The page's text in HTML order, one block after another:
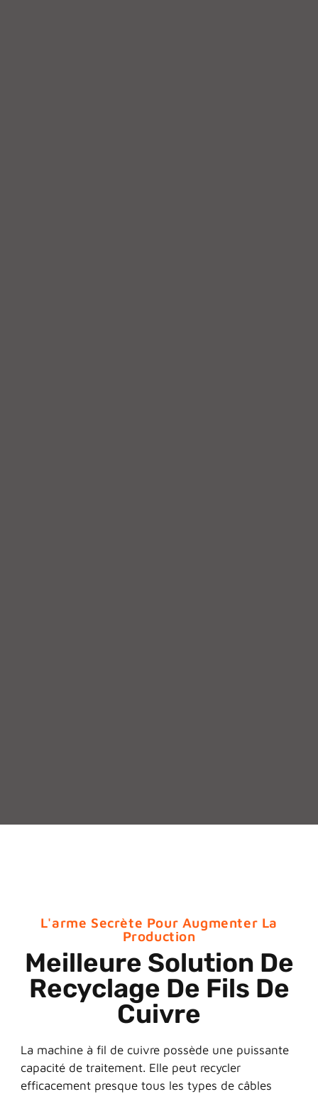
L'arme Secrète Pour Augmenter La
Production
Meilleure Solution De
Recyclage De Fils De
Cuivre
La machine à fil de cuivre possède une puissante
capacité de traitement. Elle peut recycler
efficacement presque tous les types de câbles